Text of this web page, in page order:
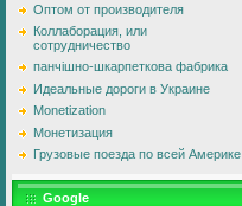
Оптом от производителя
Коллаборация, или
сотрудничество
панчішно-шкарпеткова фабрика
Идеальные дороги в Украине
Monetization
Монетизация
Грузовые поезда по всей Америке
Google